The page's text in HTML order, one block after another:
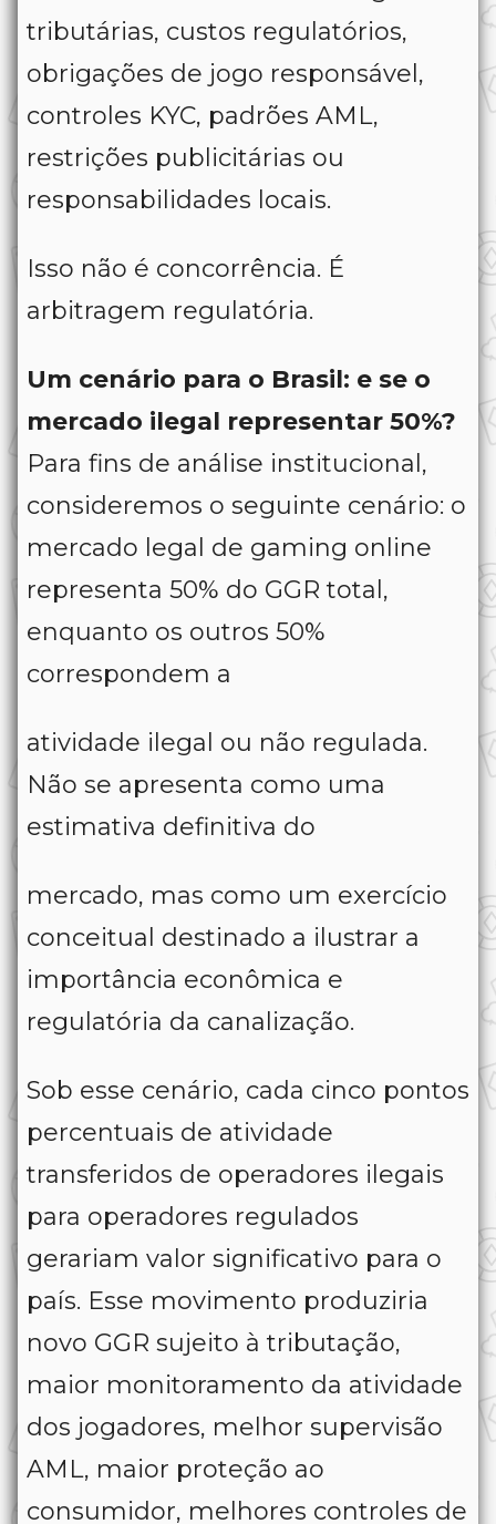
tributárias, custos regulatórios,
obrigações de jogo responsável,
controles KYC, padrões AML,
restrições publicitárias ou
responsabilidades locais.
Isso não é concorrência. É
arbitragem regulatória.
Um cenário para o Brasil: e se o
mercado ilegal representar 50%?
Para fins de análise institucional,
consideremos o seguinte cenário: o
mercado legal de gaming online
representa 50% do GGR total,
enquanto os outros 50%
correspondem a
atividade ilegal ou não regulada.
Não se apresenta como uma
estimativa definitiva do
mercado, mas como um exercício
conceitual destinado a ilustrar a
importância econômica e
regulatória da canalização.
Sob esse cenário, cada cinco pontos
percentuais de atividade
transferidos de operadores ilegais
para operadores regulados
gerariam valor significativo para o
país. Esse movimento produziria
novo GGR sujeito à tributação,
maior monitoramento da atividade
dos jogadores, melhor supervisão
AML, maior proteção ao
consumidor, melhores controles de